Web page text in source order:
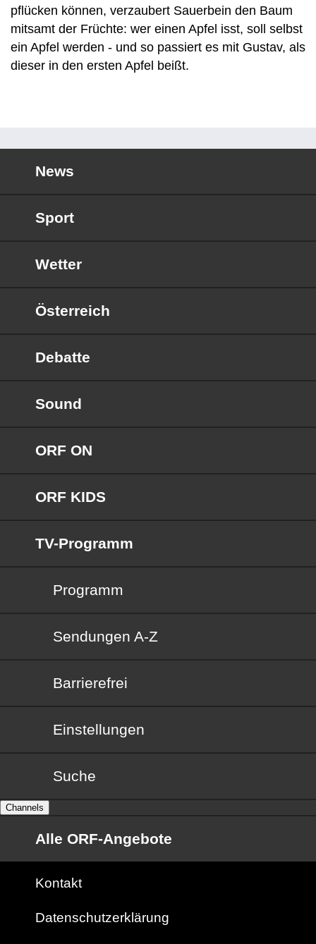
pflücken können, verzaubert Sauerbein den Baum
mitsamt der Früchte: wer einen Apfel isst, soll selbst
ein Apfel werden - und so passiert es mit Gustav, als
dieser in den ersten Apfel beißt.
News
Sport
Wetter
Österreich
Debatte
Sound
ORF ON
ORF KIDS
TV-Programm
Programm
Sendungen von A bis Z
Sendungen A-Z
Barrierefrei
Barrierefrei
Einstellungen
Suche
Channels
Alle ORF-Angebote
Kontakt
Datenschutzerklärung